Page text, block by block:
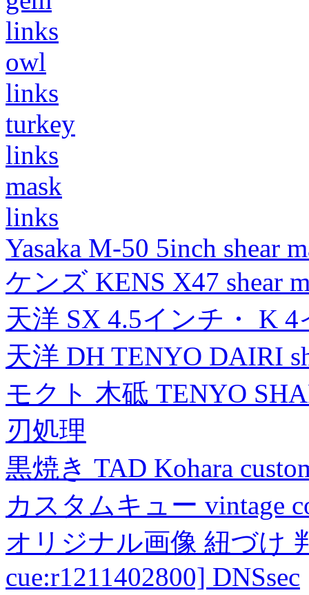
links
owl
links
turkey
links
mask
links
Yasaka M-50 5inch shear
ケンズ KENS X47 shear
天洋 SX 4.5インチ・ K
天洋 DH TENYO DAIRI
モクト 木砥 TENYO
刃処理
黒焼き TAD Kohara
カスタムキュー vintage
オリジナル画像 紐づけ
cue:r1211402800] DNSsec